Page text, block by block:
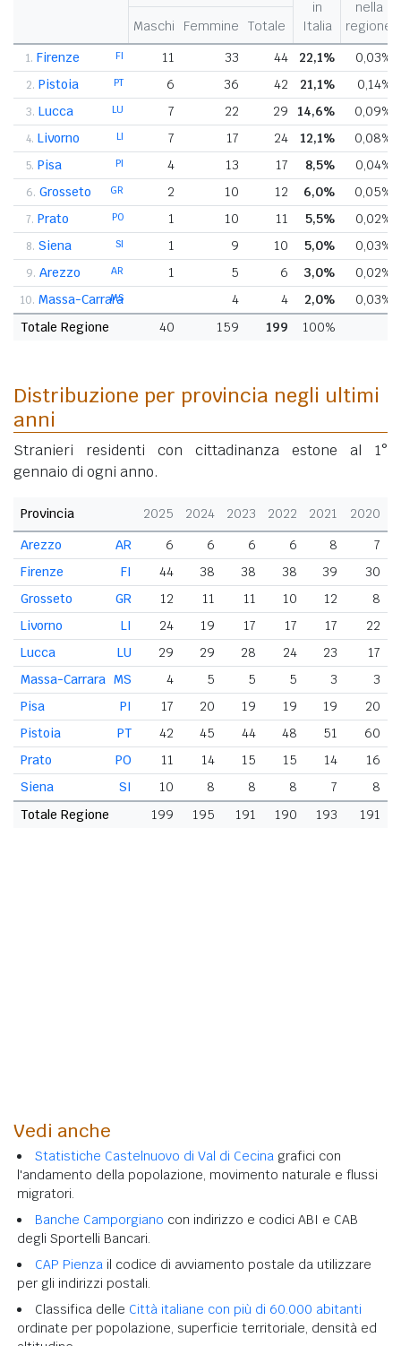
in
Italia
nella
regione
Maschi Femmine Totale
1. FI
Firenze 11 33 44 22,1% 0,03%
2. PT
Pistoia 6 36 42 21,1% 0,14%
3. LU
Lucca 7 22 29 14,6% 0,09%
4. LI
Livorno 7 17 24 12,1% 0,08%
5. PI
Pisa 4 13 17 8,5% 0,04%
6. GR
Grosseto 2 10 12 6,0% 0,05%
7. PO
Prato 1 10 11 5,5% 0,02%
8. SI
Siena 1 9 10 5,0% 0,03%
9. AR
Arezzo 1 5 6 3,0% 0,02%
10. MS
Massa-Carrara 4 4 2,0%
0,03%
Totale Regione
40 159 199 100%
Distribuzione per provincia negli ultimi
anni
Stranieri residenti con cittadinanza estone al 1°
gennaio di ogni anno.
Provincia 2025 2024 2023 2022 2021
2020
AR
Arezzo 6 6 6 6 8
7
FI
Firenze 44 38 38 38 39
30
GR
Grosseto 12 11 11 10 12
8
LI
Livorno 24 19 17 17 17
22
LU
Lucca 29 29 28 24 23
17
MS
Massa-Carrara 4 5 5 5 3
3
PI
Pisa 17 20 19 19 19
20
PT
Pistoia 42 45 44 48 51
60
PO
Prato 11 14 15 15 14
16
SI
Siena 10 8 8 8 7
8
Totale Regione
199 195 191 190 193 191
Vedi anche
Statistiche Castelnuovo di Val di Cecina grafici con
l'andamento della popolazione, movimento naturale e flussi
migratori.
Banche Camporgiano con indirizzo e codici ABI e CAB
degli Sportelli Bancari.
CAP Pienza il codice di avviamento postale da utilizzare
per gli indirizzi postali.
Classifica delle Città italiane con più di 60.000 abitanti
ordinate per popolazione, superficie territoriale, densità ed